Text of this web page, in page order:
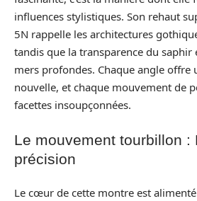
influences stylistiques. Son rehaut
5N rappelle les architectures
tandis que la transparence du saphir
mers profondes. Chaque angle offre
nouvelle, et chaque mouvement de
facettes insoupçonnées.
Le mouvement tourbillon :
précision
Le cœur de cette montre est